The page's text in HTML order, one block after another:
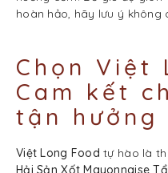
hoàn hảo, hãy lưu ý không
Chọn Việt
Cam kết
tận hưởng
Việt Long Food tự hào là
Hải Sản Xốt Mayonnaise